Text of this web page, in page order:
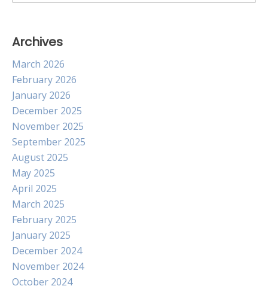
for:
Archives
March 2026
February 2026
January 2026
December 2025
November 2025
September 2025
August 2025
May 2025
April 2025
March 2025
February 2025
January 2025
December 2024
November 2024
October 2024